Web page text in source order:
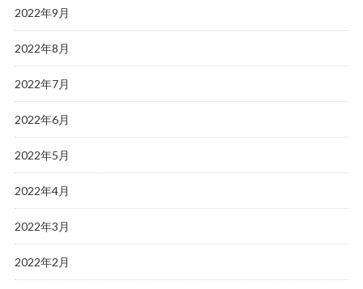
2022年9月
2022年8月
2022年7月
2022年6月
2022年5月
2022年4月
2022年3月
2022年2月